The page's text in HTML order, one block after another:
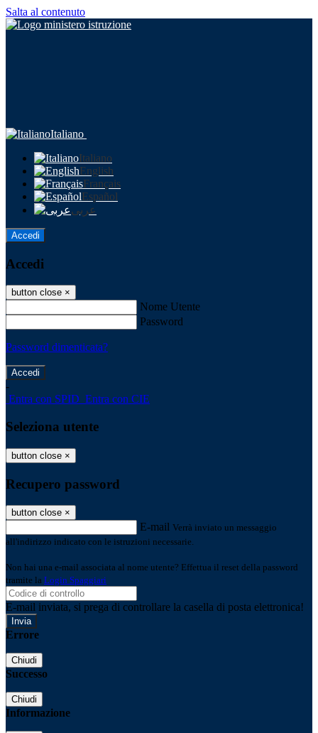
Salta al contenuto
Italiano
Italiano
English
Français
Español
عربى
Accedi
Accedi
button close ×
Nome Utente
Password
Password dimenticata?
-
Entra con SPID Entra con CIE
Seleziona utente
button close ×
Recupero password
button close ×
E-mail Verrà inviato un messaggio
all'indirizzo indicato con le istruzioni necessarie.
Non hai una e-mail associata al nome utente? Effettua il reset della password
tramite la Login Spaggiari
E-mail inviata, si prega di controllare la casella di posta elettronica!
Errore
Chiudi
Successo
Chiudi
Informazione